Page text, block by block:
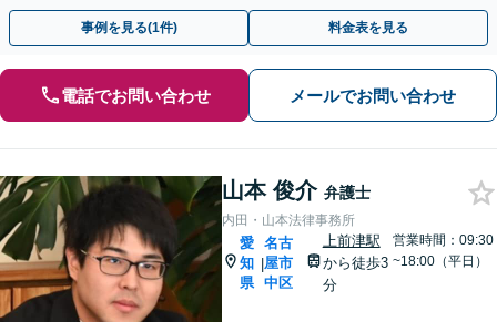
【休日面談可】【WEB面談可】
事例を見る(1件) 料金表を見る
電話でお問い合わせ メールでお問い合わせ
山本 俊介 弁護士
内田・山本法律事務所
愛
知
県
|
名古
屋市
中区
上前津駅
から徒歩3
分
営業時間：09:30
~18:00（平日）